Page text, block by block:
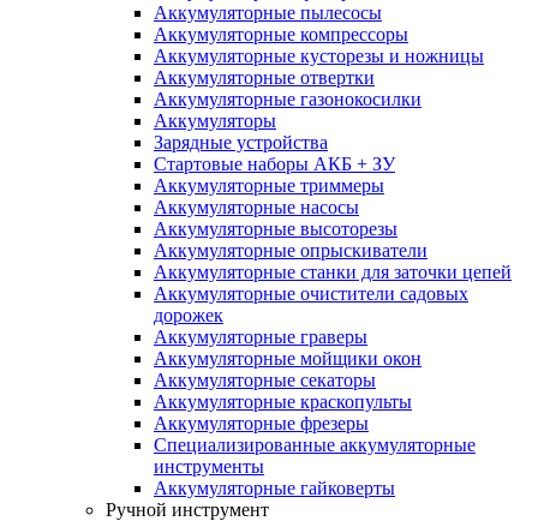
Аккумуляторные пылесосы
Аккумуляторные компрессоры
Аккумуляторные кусторезы и ножницы
Аккумуляторные отвертки
Аккумуляторные газонокосилки
Аккумуляторы
Зарядные устройства
Стартовые наборы АКБ + ЗУ
Аккумуляторные триммеры
Аккумуляторные насосы
Аккумуляторные высоторезы
Аккумуляторные опрыскиватели
Аккумуляторные станки для заточки цепей
Аккумуляторные очистители садовых
дорожек
Аккумуляторные граверы
Аккумуляторные мойщики окон
Аккумуляторные секаторы
Аккумуляторные краскопульты
Аккумуляторные фрезеры
Специализированные аккумуляторные
инструменты
Аккумуляторные гайковерты
Ручной инструмент